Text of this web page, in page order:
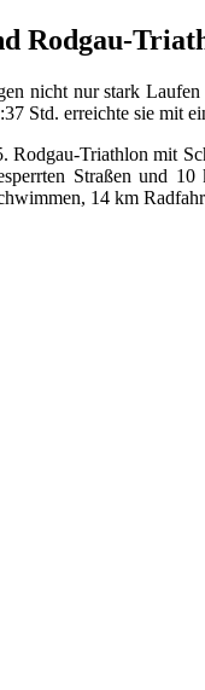
Rodgau-
nicht nur stark
Std. erreichte sie mit
Triathlon mit
Straßen und
14 km